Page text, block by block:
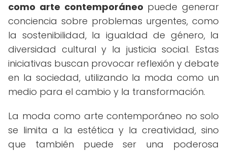
como arte contemporáneo puede generar
conciencia sobre problemas urgentes, como
la sostenibilidad, la igualdad de género, la
diversidad cultural y la justicia social. Estas
iniciativas buscan provocar reflexión y debate
en la sociedad, utilizando la moda como un
medio para el cambio y la transformación.
La moda como arte contemporáneo no solo
se limita a la estética y la creatividad, sino
que también puede ser una poderosa